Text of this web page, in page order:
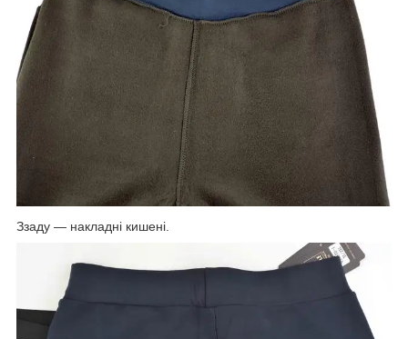
Ззаду — накладні кишені.